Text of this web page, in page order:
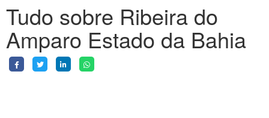
Tudo sobre Ribeira do
Amparo Estado da Bahia